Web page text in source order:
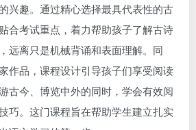
兴趣。通过精心选择最具代表性的古
合考试重点，着力帮助孩子了解古诗
远离只是机械背诵和表面理解。同
作品，课程设计引导孩子们享受阅读
古今、博览中外的同时，学会有效阅
巧。这门课程旨在帮助学生建立扎实